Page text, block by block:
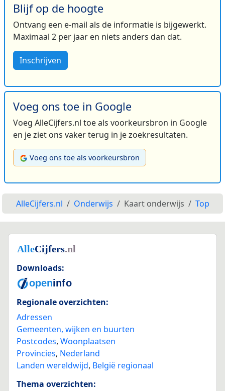
Blijf op de hoogte
Ontvang een e-mail als de informatie is bijgewerkt.
Maximaal 2 per jaar en niets anders dan dat.
Inschrijven
Voeg ons toe in Google
Voeg AlleCijfers.nl toe als voorkeursbron in Google
en je ziet ons vaker terug in je zoekresultaten.
Voeg ons toe als voorkeursbron
AlleCijfers.nl Onderwijs Kaart onderwijs Top
Downloads:
Regionale overzichten:
Adressen
Gemeenten, wijken en buurten
Postcodes, Woonplaatsen
Provincies, Nederland
Landen wereldwijd, België regionaal
Thema overzichten: